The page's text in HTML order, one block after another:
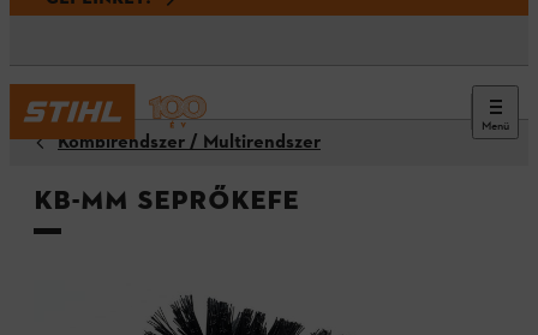
Menü
Kombirendszer / Multirendszer
KB-MM seprőkefe